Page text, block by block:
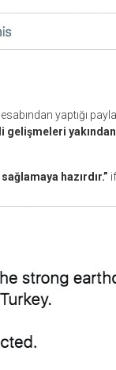
yaptığı
gelişmeleri
hazırdır.”